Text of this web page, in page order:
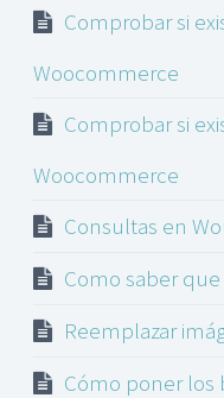
Comprobar si
Woocommerce
Comprobar si
Woocommerce
Consultas en
Como saber
Reemplazar
Cómo poner los